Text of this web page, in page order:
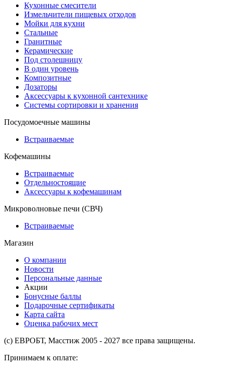
Кухонные смесители
Измельчители пищевых отходов
Мойки для кухни
Стальные
Гранитные
Керамические
Под столешницу
В один уровень
Композитные
Дозаторы
Аксессуары к кухонной сантехнике
Системы сортировки и хранения
Посудомоечные машины
Встраиваемые
Кофемашины
Встраиваемые
Отдельностоящие
Аксессуары к кофемашинам
Микроволновые печи (СВЧ)
Встраиваемые
Магазин
О компании
Новости
Персональные данные
Акции
Бонусные баллы
Подарочные сертификаты
Карта сайта
Оценка рабочих мест
(с) ЕВРОБТ, Масстиж 2005 - 2027 все права защищены.
Принимаем к оплате: